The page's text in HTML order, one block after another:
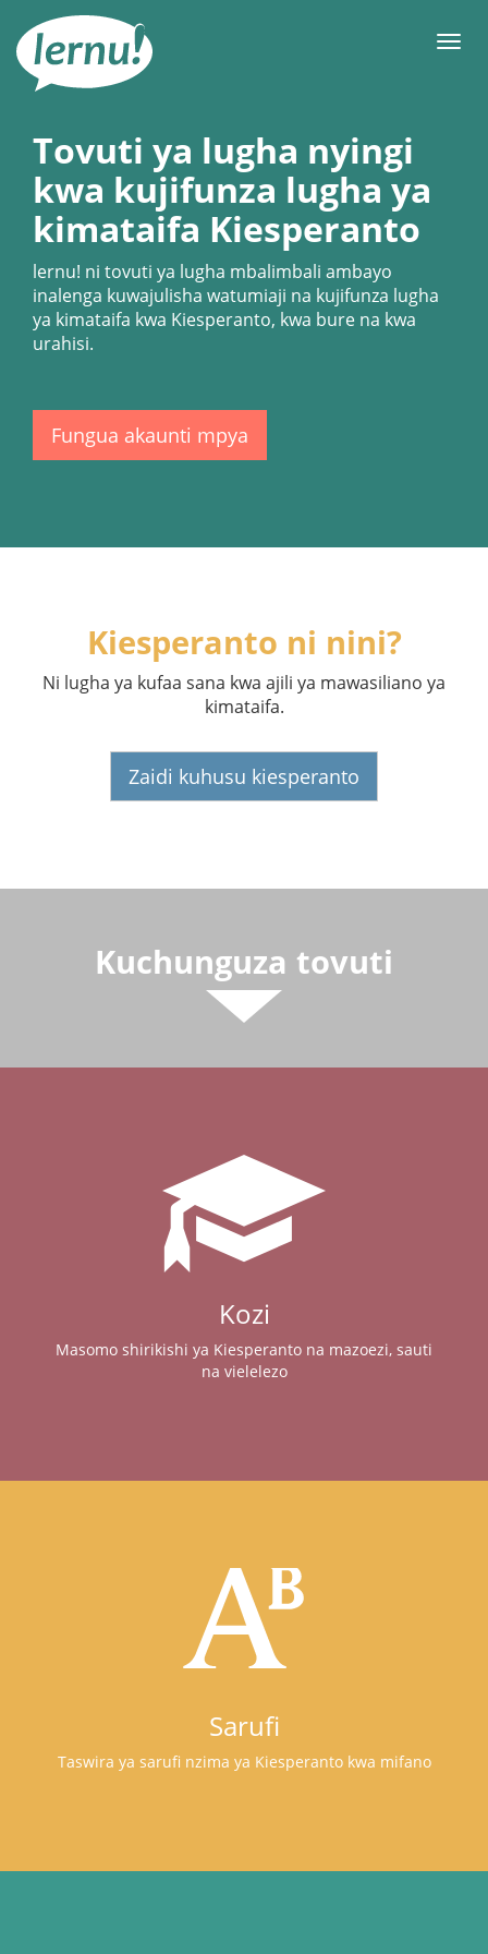
maudhui
Tovuti ya lugha nyingi
kwa kujifunza lugha ya
kimataifa Kiesperanto
lernu! ni tovuti ya lugha mbalimbali ambayo
inalenga kuwajulisha watumiaji na kujifunza lugha
ya kimataifa kwa Kiesperanto, kwa bure na kwa
urahisi.
Fungua akaunti mpya
Kiesperanto ni nini?
Ni lugha ya kufaa sana kwa ajili ya mawasiliano ya
kimataifa.
Zaidi kuhusu kiesperanto
Kuchunguza tovuti
Kozi
Masomo shirikishi ya Kiesperanto na mazoezi, sauti
na vielelezo
Sarufi
Taswira ya sarufi nzima ya Kiesperanto kwa mifano